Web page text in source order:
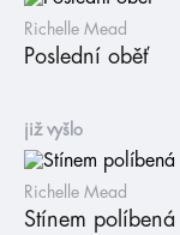
Richelle Mead
Poslední oběť
již vyšlo
Richelle Mead
Stínem políbená